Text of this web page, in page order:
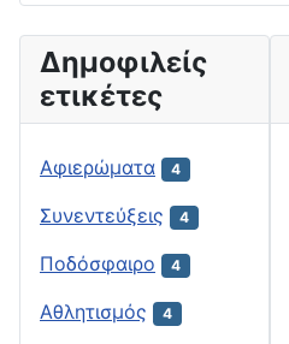
Δημοφιλείς
ετικέτες
Αφιερώματα 4
Συνεντεύξεις 4
Ποδόσφαιρο 4
Αθλητισμός 4